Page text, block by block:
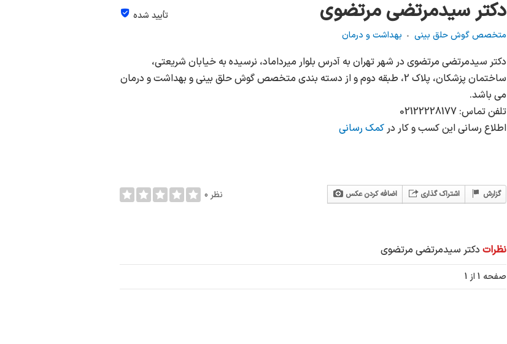
دکتر سیدمرتضی مرتضوی
تأیید شده
متخصص گوش حلق بینی
بهداشت و درمان
دکتر سیدمرتضی مرتضوی در شهر تهران به آدرس بلوار میرداماد، نرسیده به خیابان شریعتی،
ساختمان پزشکان، پلاک 2، طبقه دوم و از دسته بندی متخصص گوش حلق بینی و بهداشت و درمان
می باشد.
تلفن تماس: 02122228177
اطلاع رسانی این کسب و کار درکمک رسانی
اضافه کردن عکس اشتراک گذاری گزارش 0 نظر
نظرات دکتر سیدمرتضی مرتضوی
صفحه 1 از 1